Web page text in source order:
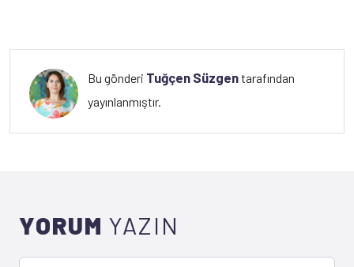
Bu gönderi Tuğçen Süzgentarafından
yayınlanmıştır.
YORUM YAZIN